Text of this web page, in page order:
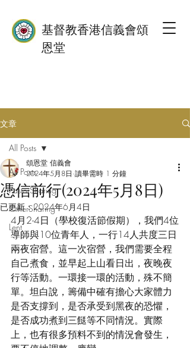
基督教香港信義會頌
恩堂
文章
All Posts
PastorSharing
OtherSharing
Lent
All Posts
憑信前行(2024年5月8日)
頌恩堂 信義會
2024年5月8日 讀畢需時 1 分鐘
已更新：2024年6月4日
4月2-4日（學校復活節假期），我們4位
導師與10位青年人，一行14人共度三日
兩夜宿營。這一次宿營，我們需要全程
自己煮食，並早起上山看日出，夜晚夜
行等活動。一環接一環的活動，殊不簡
單。坦白說，籌備中確有擔心大家體力
是否支撐到，是否承受到黑夜的恐懼，
是否成功煮到三餸等不同情況。實際
上，也有很多預料不到的情況會發生，